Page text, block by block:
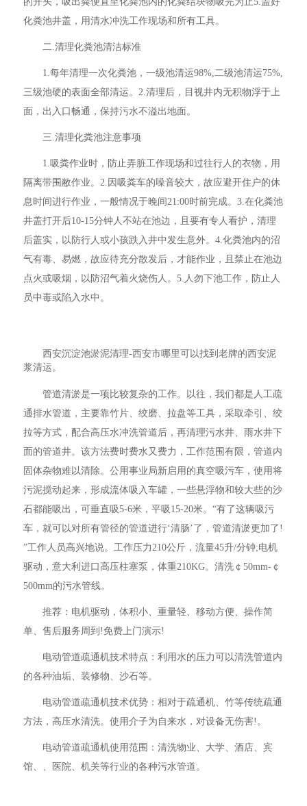
化粪池井盖，用清水冲洗工作现场和所有工具。
二.清理化粪池清洁标准
1.每年清理一次化粪池，一级池清运98%,二级池清运75%,
三级池硬的表面全部清运。2.清理后，目视井内无积物浮于上
面，出入口畅通，保持污水不溢出地面。
三.清理化粪池注意事项
1.吸粪作业时，防止弄脏工作现场和过往行人的衣物，用
隔离带围敝作业。2.因吸粪车的噪音较大，故应避开住户的休
息时间进行作业，一般情况于晚间21:00时前完成。3.在化粪池
井盖打开后10-15分钟人不站在池边，且要有专人看护，清理
后盖实，以防行人或小孩跌入井中发生意外。4.化粪池内的沼
气有毒、易燃，故应待充分散发后，才能作业，且禁止在池边
点火或吸烟，以防沼气着火烧伤人。5.人勿下池工作，防止人
员中毒或陷入水中。
西安沉淀池淤泥清理-西安市哪里可以找到老牌的西安泥
浆清运。
管道清淤是一项比较复杂的工作。以往，我们都是人工疏
通排水管道，主要靠竹片、绞磨、拉盘等工具，采取牵引、绞
拉等方式，配合高压水冲洗管道后，再清理污水井、雨水井下
面的管道井。该方法费时费水又费力，工作范围有限，管道内
固体杂物难以清除。公用事业局新启用的真空吸污车，使用将
污泥搅动起来，形成流体吸入车罐，一些悬浮物和较大些的沙
石都能吸出，可垂直吸5-6米，平吸15-20米。“有了这辆吸污
车，就可以对所有管径的管道进行‘清肠’了，管道清淤更加了!
”工作人员高兴地说。工作压力210公斤，流量45升/分钟;电机
驱动，意大利进口高压柱塞泵，体重210KG。清洗￠50mm-￠
500mm的污水管线。
推荐：电机驱动，体积小、重量轻、移动方便、操作简
单、售后服务周到!免费上门演示!
电动管道疏通机技术特点：利用水的压力可以清洗管道内
的各种油垢、装修物、沙石等。
电动管道疏通机技术优势：相对于疏通机、竹等传统疏通
方法，高压水清洗。使用介子为自来水，对设备无伤害!。
电动管道疏通机使用范围：清洗物业、大学、酒店、宾
馆、、医院、机关等行业的各种污水管道。